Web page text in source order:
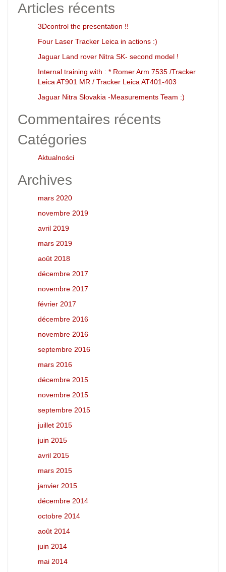
Articles récents
3Dcontrol the presentation !!
Four Laser Tracker Leica in actions :)
Jaguar Land rover Nitra SK- second model !
Internal training with : * Romer Arm 7535 /Tracker
Leica AT901 MR / Tracker Leica AT401-403
Jaguar Nitra Slovakia -Measurements Team :)
Commentaires récents
Catégories
Aktualności
Archives
mars 2020
novembre 2019
avril 2019
mars 2019
août 2018
décembre 2017
novembre 2017
février 2017
décembre 2016
novembre 2016
septembre 2016
mars 2016
décembre 2015
novembre 2015
septembre 2015
juillet 2015
juin 2015
avril 2015
mars 2015
janvier 2015
décembre 2014
octobre 2014
août 2014
juin 2014
mai 2014